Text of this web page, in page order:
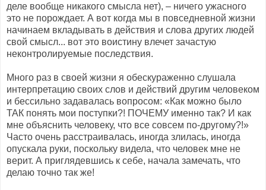
деле вообще никакого смысла нет), – ничего ужасного
это не порождает. А вот когда мы в повседневной жизни
начинаем вкладывать в действия и слова других людей
свой смысл... вот это воистину влечет зачастую
неконтролируемые последствия.
Много раз в своей жизни я обескураженно слушала
интерпретацию своих слов и действий другим человеком
и бессильно задавалась вопросом: «Как можно было
ТАК понять мои поступки?! ПОЧЕМУ именно так? И как
мне объяснить человеку, что все совсем по-другому?!»
Часто очень расстраивалась, иногда злилась, иногда
опускала руки, поскольку видела, что человек мне не
верит. А приглядевшись к себе, начала замечать, что
делаю точно так же!